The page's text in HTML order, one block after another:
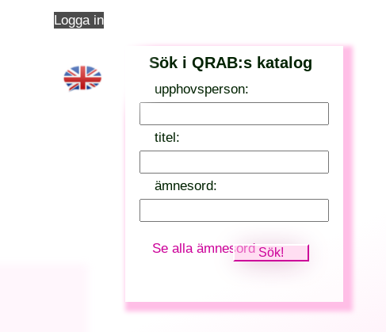
Logga in
Sök i QRAB:s katalog
upphovsperson:
titel:
ämnesord:
Se alla ämnesord